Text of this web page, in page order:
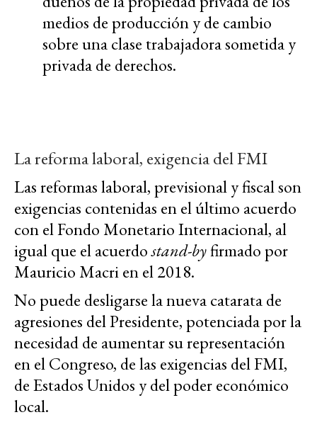
medios de producción y de cambio
sobre una clase trabajadora sometida y
privada de derechos.
La reforma laboral, exigencia del FMI
Las reformas laboral, previsional y fiscal son
exigencias contenidas en el último acuerdo
con el Fondo Monetario Internacional, al
igual que el acuerdostand-byfirmado por
Mauricio Macri en el 2018.
No puede desligarse la nueva catarata de
agresiones del Presidente, potenciada por la
necesidad de aumentar su representación
en el Congreso, de las exigencias del FMI,
de Estados Unidos y del poder económico
local.